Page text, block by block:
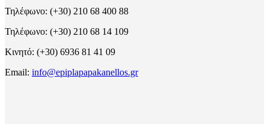
Τηλέφωνο: (+30) 210 68 400 88
Τηλέφωνο: (+30) 210 68 14 109
Κινητό: (+30) 6936 81 41 09
Email: info@epiplapapakanellos.gr